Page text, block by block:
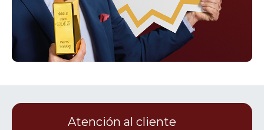
Pl. de la Constitucion, 9
16002 Cuenca (Cuenca), ES
Horario hoy: 10:00-14:00
Gran via de San Marcos N°1 Bajo 1
Atención al cliente